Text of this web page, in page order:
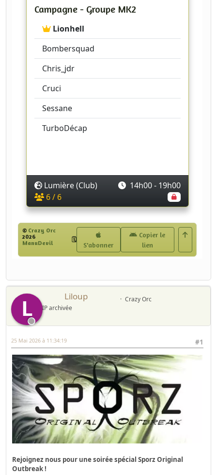
Liloup Crazy Orc
L IP archivée
#1
25 Mai 2026 à 11:34:19
Rejoignez nous pour une soirée spécial Sporz Original
Outbreak !